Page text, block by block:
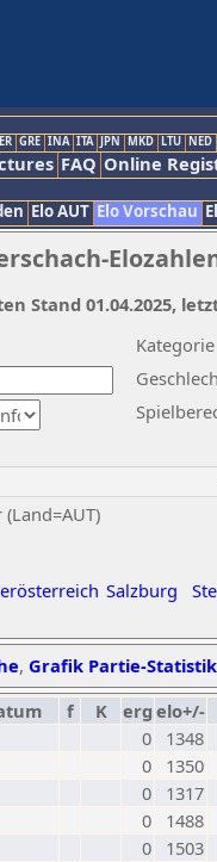
GRE INA ITA JPN MKD LTU NED
FAQ Online
Elo AUT Elo Vorschau
Kategorie
Salzburg
Stand 01.04.2025,
, Grafik Partie-Statistik
f K erg elo+/-
0
1348
0
1350
0
1317
0
1488
0
1503